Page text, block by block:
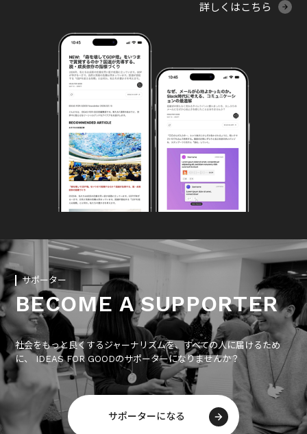
詳しくはこちら
サポーター
BECOME A SUPPORTER
社会をもっと良くするジャーナリズムを、すべての人に届けるため
に、 IDEAS FOR GOODのサポーターになりませんか？
サポーターになる